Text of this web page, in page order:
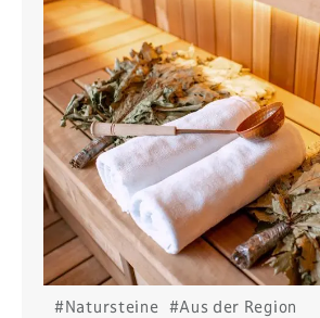
#Natursteine #Aus der Region